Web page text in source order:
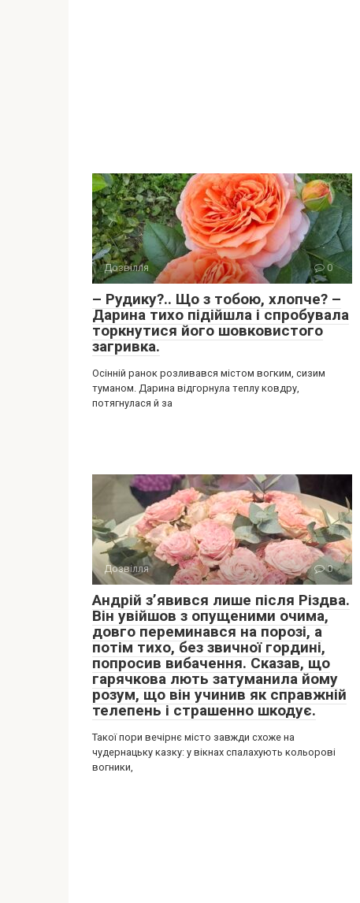
Дозвілля 0
– Рудику?.. Що з тобою, хлопче? –
Дарина тихо підійшла і спробувала
торкнутися його шовковистого
загривка.
Осінній ранок розливався містом вогким, сизим
туманом. Дарина відгорнула теплу ковдру,
потягнулася й за
Дозвілля 0
Андрій з’явився лише після Різдва.
Він увійшов з опущеними очима,
довго переминався на порозі, а
потім тихо, без звичної гордині,
попросив вибачення. Сказав, що
гарячкова лють затуманила йому
розум, що він учинив як справжній
телепень і страшенно шкодує.
Такої пори вечірнє місто завжди схоже на
чудернацьку казку: у вікнах спалахують кольорові
вогники,